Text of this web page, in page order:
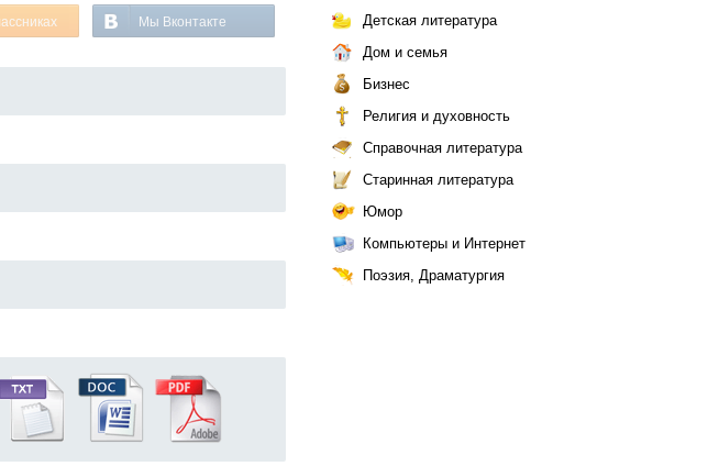
Мы Вконтакте
Детская литература
Дом и семья
Бизнес
Религия и духовность
Справочная литература
Старинная литература
Юмор
Компьютеры и Интернет
Поэзия, Драматургия